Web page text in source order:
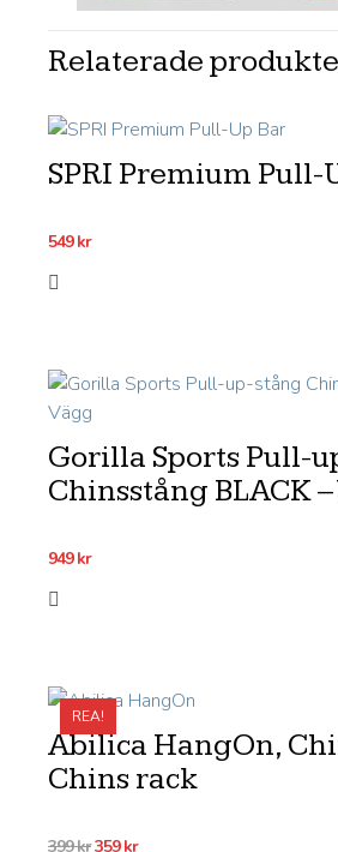
Relaterade
SPRI Premium Pull-
549kr
Gorilla Sports Pull-
Chinsstång BLACK
949kr
REA!
Abilica HangOn,
Chins rack
399krDet
359krDet